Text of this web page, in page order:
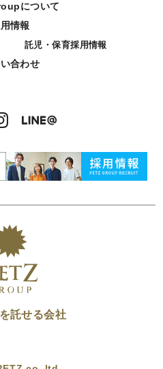
について
情報
託児・保育採用情報
合わせ
託せる会社